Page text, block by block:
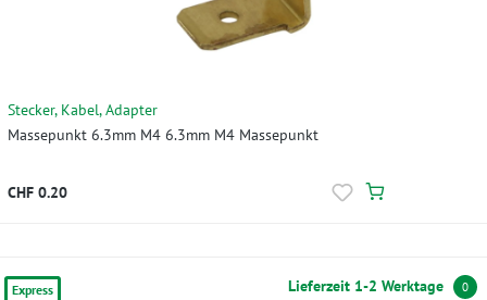
Stecker, Kabel, Adapter
Massepunkt 6.3mm M4 6.3mm M4 Massepunkt
CHF 0.20
Express Lieferzeit 1-2 Werktage 0